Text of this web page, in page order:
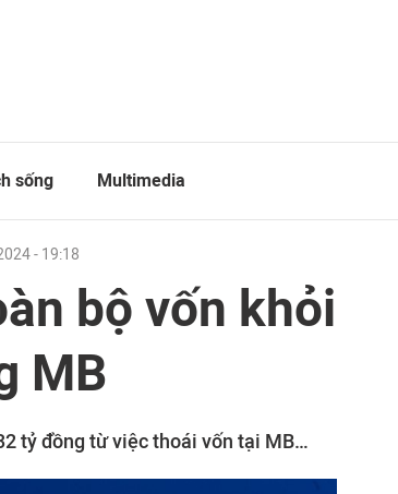
sống Multimedia
- 19:18
bộ vốn khỏi
MB
tỷ đồng từ việc thoái vốn tại MB…